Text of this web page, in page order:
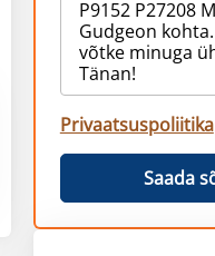
Privaatsuspoliitika
Saada